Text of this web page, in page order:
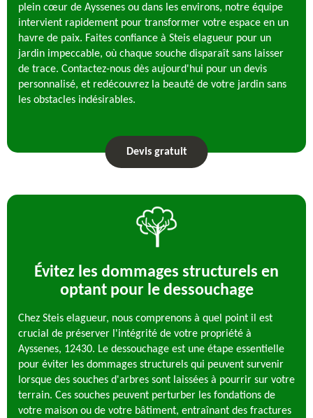
plein cœur de Ayssenes ou dans les environs, notre équipe
intervient rapidement pour transformer votre espace en un
havre de paix. Faites confiance à Steis elagueur pour un
jardin impeccable, où chaque souche disparaît sans laisser
de trace. Contactez-nous dès aujourd'hui pour un devis
personnalisé, et redécouvrez la beauté de votre jardin sans
les obstacles indésirables.
Devis gratuit
Évitez les dommages structurels en
optant pour le dessouchage
Chez Steis elagueur, nous comprenons à quel point il est
crucial de préserver l'intégrité de votre propriété à
Ayssenes, 12430. Le dessouchage est une étape essentielle
pour éviter les dommages structurels qui peuvent survenir
lorsque des souches d'arbres sont laissées à pourrir sur votre
terrain. Ces souches peuvent perturber les fondations de
votre maison ou de votre bâtiment, entraînant des fractures